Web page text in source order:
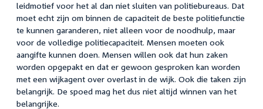
leidmotief voor het al dan niet sluiten van politiebureaus. Dat
moet echt zijn om binnen de capaciteit de beste politiefunctie
te kunnen garanderen, niet alleen voor de noodhulp, maar
voor de volledige politiecapaciteit. Mensen moeten ook
aangifte kunnen doen. Mensen willen ook dat hun zaken
worden opgepakt en dat er gewoon gesproken kan worden
met een wijkagent over overlast in de wijk. Ook die taken zijn
belangrijk. De spoed mag het dus niet altijd winnen van het
belangrijke.